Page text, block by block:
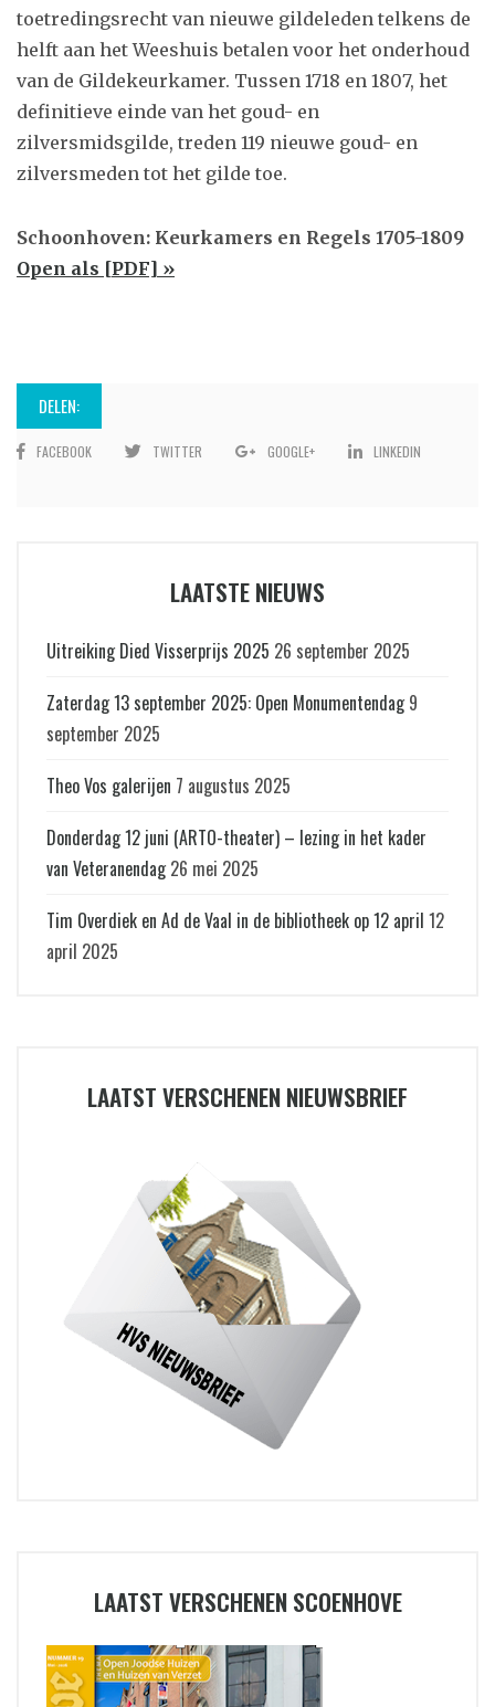
toetredingsrecht van nieuwe gildeleden telkens de
helft aan het Weeshuis betalen voor het onderhoud
van de Gildekeurkamer. Tussen 1718 en 1807, het
definitieve einde van het goud- en
zilversmidsgilde, treden 119 nieuwe goud- en
zilversmeden tot het gilde toe.
Schoonhoven: Keurkamers en Regels 1705-1809
Open als [PDF] »
DELEN:
FACEBOOK TWITTER GOOGLE+ LINKEDIN
LAATSTE NIEUWS
Uitreiking Died Visserprijs 2025 26 september 2025
Zaterdag 13 september 2025: Open Monumentendag 9
september 2025
Theo Vos galerijen 7 augustus 2025
Donderdag 12 juni (ARTO-theater) – lezing in het kader
van Veteranendag 26 mei 2025
Tim Overdiek en Ad de Vaal in de bibliotheek op 12 april 12
april 2025
LAATST VERSCHENEN NIEUWSBRIEF
LAATST VERSCHENEN SCOENHOVE